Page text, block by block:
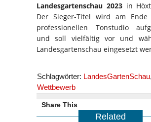
Landesgartenschau 2023in
Der Sieger-Titel wird am
professionellen Tonstudio
und soll vielfältig vor und
Landesgartenschau eingesetzt
Schlagwörter: LandesGartenSchau,
Wettbewerb
Share This
Related